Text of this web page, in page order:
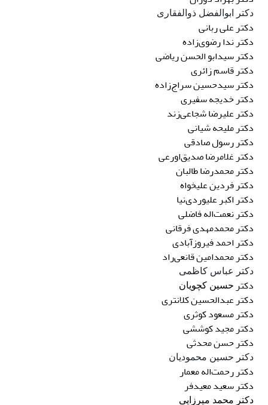
دکتر ابوالفضل ذوالفقاری
دکترعلیربانی
دکتر ندارضوی‌زاده
دکترسیدابو الحسنریاضی
دکترقاسمزائری
دکترسیدحسینسراج‌زاده
دکترخدیجهسفیری
دکترعلیرضاشجاعی‌زند
دکتر ملیحهشیانی
دکتر رسول صادقی
دکترغلامرضاصدیق‌اورعی
دکترمحمدرضا طالبان
دکترفردینعلیخواه
دکتراکبرعلیوردی‌نیا
دکترنعمت‌الهفاضلی
دکترمحمدمهدیفرقانی
دکتراحمدفیروزآبادی
دکترمحمدامین قانعی‌راد
دکتر عباس کاظمی
دکتر حسین کچویان
دکترعبدالحسینکلانتری
دکترمسعودکوثری
دکتر مجید کوششی
دکترحسنمحدثی
دکتر حسین محمودیان
دکتررحمت‌الهمعمار
دکترسعیدمعیدفر
دکتر محمد میرزایی